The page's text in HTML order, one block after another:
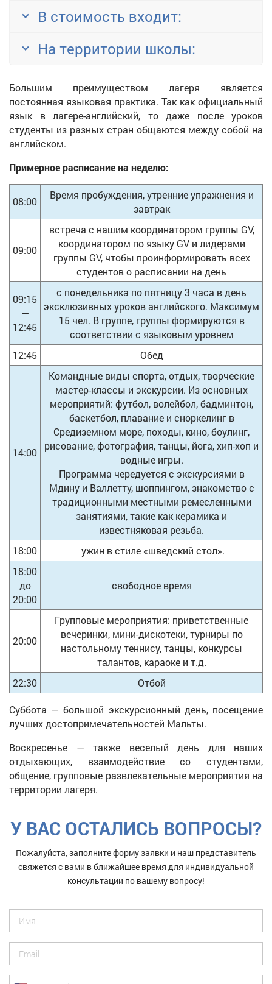
В стоимость входит:
На территории школы:
Большим преимуществом лагеря является
постоянная языковая практика. Так как официальный
язык в лагере-английский, то даже после уроков
студенты из разных стран общаются между собой на
английском.
Примерное расписание на неделю:
08:00
Время пробуждения, утренние упражнения и
завтрак
09:00
встреча с нашим координатором группы GV,
координатором по языку GV и лидерами
группы GV, чтобы проинформировать всех
студентов о расписании на день
09:15
—
12:45
с понедельника по пятницу 3 часа в день
эксклюзивных уроков английского. Максимум
15 чел. В группе, группы формируются в
соответствии с языковым уровнем
12:45
Обед
14:00
Командные виды спорта, отдых, творческие
мастер-классы и экскурсии. Из основных
мероприятий: футбол, волейбол, бадминтон,
баскетбол, плавание и сноркелинг в
Средиземном море, походы, кино, боулинг,
рисование, фотография, танцы, йога, хип-хоп и
водные игры.
Программа чередуется с экскурсиями в
Мдину и Валлетту, шоппингом, знакомство с
традиционными местными ремесленными
занятиями, такие как керамика и
известняковая резьба.
18:00
ужин в стиле «шведский стол».
18:00
до
20:00
свободное время
20:00
Групповые мероприятия: приветственные
вечеринки, мини-дискотеки, турниры по
настольному теннису, танцы, конкурсы
талантов, караоке и т.д.
22:30
Отбой
Суббота — большой экскурсионный день, посещение
лучших достопримечательностей Мальты.
Воскресенье — также веселый день для наших
отдыхающих, взаимодействие со студентами,
общение, групповые развлекательные мероприятия на
территории лагеря.
У ВАС ОСТАЛИСЬ ВОПРОСЫ?
Пожалуйста, заполните форму заявки и наш представитель
свяжется с вами в ближайшее время для индивидуальной
консультации по вашему вопросу!